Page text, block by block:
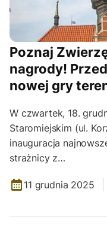
Poznaj
nagrody!
nowej gry
W czwartek, 18.
Staromiejskim (ul.
inauguracja
strażnicy z…
11 grudnia 2025